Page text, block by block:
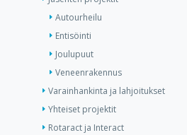
Autourheilu
Entisöinti
Joulupuut
Veneenrakennus
Varainhankinta ja lahjoitukset
Yhteiset projektit
Rotaract ja Interact